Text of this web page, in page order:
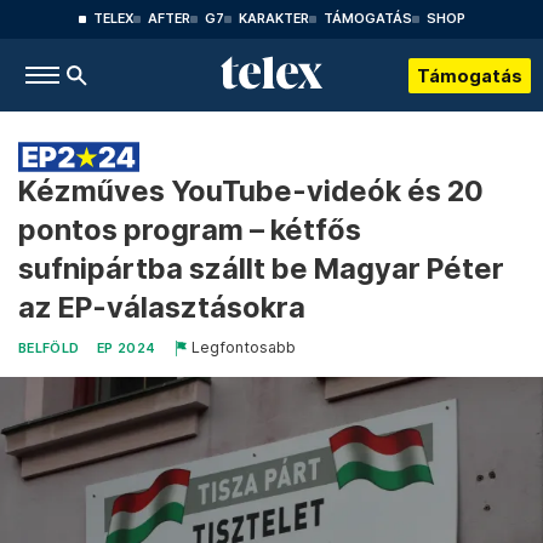
TELEX AFTER G7 KARAKTER TÁMOGATÁS SHOP
Támogatás
Kézműves YouTube-videók és 20
pontos program – kétfős
sufnipártba szállt be Magyar Péter
az EP-választásokra
BELFÖLD EP 2024 Legfontosabb